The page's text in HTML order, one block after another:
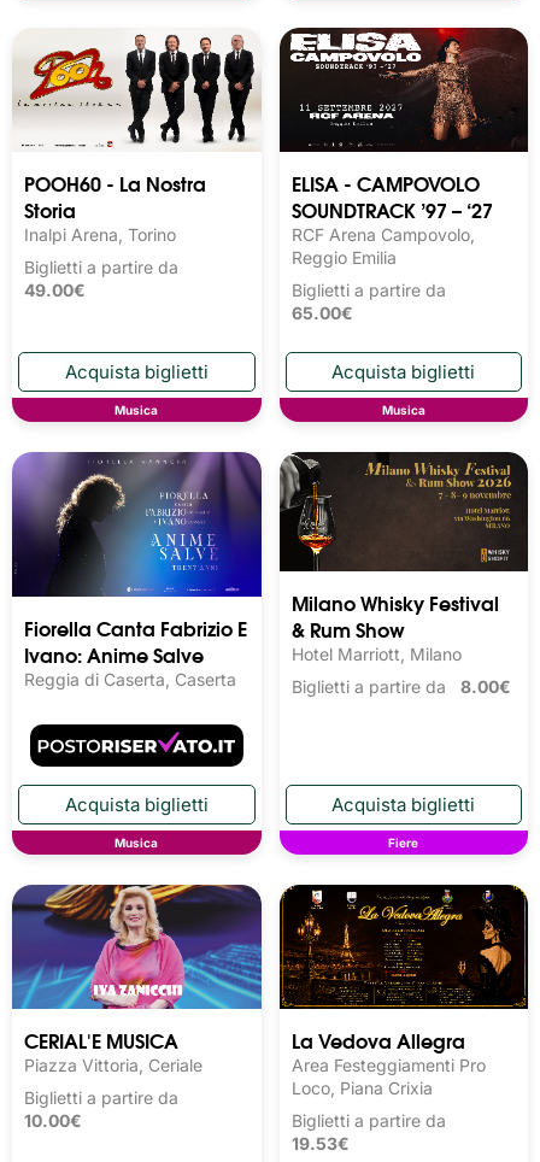
POOH60 - La Nostra
Storia
Inalpi Arena, Torino
Biglietti a partire da
49.00€
Musica
ELISA - CAMPOVOLO
SOUNDTRACK ’97 – ‘27
RCF Arena Campovolo,
Reggio Emilia
Biglietti a partire da
65.00€
Musica
Fiorella Canta Fabrizio E
Ivano: Anime Salve
Reggia di Caserta, Caserta
Musica
Milano Whisky Festival
& Rum Show
Hotel Marriott, Milano
Biglietti a partire da 8.00€
Fiere
CERIAL'E MUSICA
Piazza Vittoria, Ceriale
Biglietti a partire da
10.00€
La Vedova Allegra
Area Festeggiamenti Pro
Loco, Piana Crixia
Biglietti a partire da
19.53€